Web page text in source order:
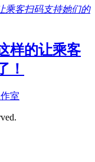
样的让乘客
！
室